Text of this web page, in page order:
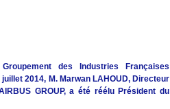
des Industries Françaises
2014, M. Marwan LAHOUD, Directeur
GROUP, a été réélu Président du